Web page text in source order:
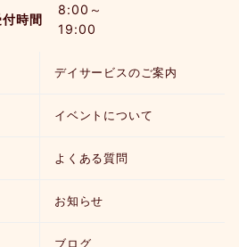
付時間
8:00～
19:00
デイサービスのご案内
イベントについて
よくある質問
お知らせ
ブログ